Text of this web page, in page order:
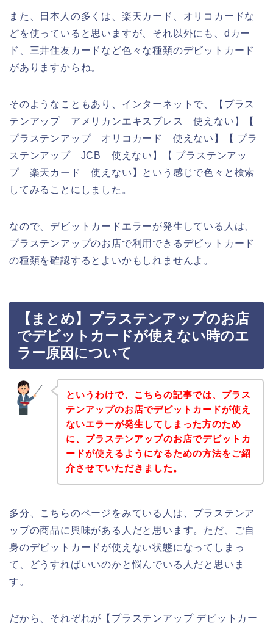
また、日本人の多くは、楽天カード、オリコカードな
どを使っていると思いますが、それ以外にも、dカー
ド、三井住友カードなど色々な種類のデビットカード
がありますからね。
そのようなこともあり、インターネットで、【プラス
テンアップ アメリカンエキスプレス 使えない】【
プラステンアップ オリコカード 使えない】【 プラ
ステンアップ JCB 使えない】【 プラステンアッ
プ 楽天カード 使えない】という感じで色々と検索
してみることにしました。
なので、デビットカードエラーが発生している人は、
プラステンアップのお店で利用できるデビットカード
の種類を確認するとよいかもしれませんよ。
【まとめ】プラステンアップのお店
でデビットカードが使えない時のエ
ラー原因について
というわけで、こちらの記事では、プラス
テンアップのお店でデビットカードが使え
ないエラーが発生してしまった方のため
に、プラステンアップのお店でデビットカ
ードが使えるようになるための方法をご紹
介させていただきました。
多分、こちらのページをみている人は、プラステンア
ップの商品に興味がある人だと思います。ただ、ご自
身のデビットカードが使えない状態になってしまっ
て、どうすればいいのかと悩んでいる人だと思いま
す。
だから、それぞれが【プラステンアップ デビットカー